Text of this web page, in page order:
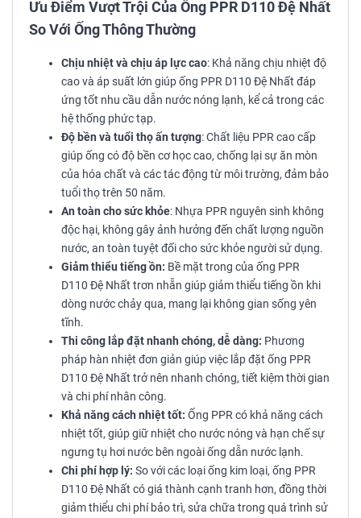
Ưu Điểm Vượt Trội Của Ống PPR D110 Đệ Nhất
So Với Ống Thông Thường
Chịu nhiệt và chịu áp lực cao: Khả năng chịu nhiệt độ
cao và áp suất lớn giúp ống PPR D110 Đệ Nhất đáp
ứng tốt nhu cầu dẫn nước nóng lạnh, kể cả trong các
hệ thống phức tạp.
Độ bền và tuổi thọ ấn tượng: Chất liệu PPR cao cấp
giúp ống có độ bền cơ học cao, chống lại sự ăn mòn
của hóa chất và các tác động từ môi trường, đảm bảo
tuổi thọ trên 50 năm.
An toàn cho sức khỏe: Nhựa PPR nguyên sinh không
độc hại, không gây ảnh hưởng đến chất lượng nguồn
nước, an toàn tuyệt đối cho sức khỏe người sử dụng.
Giảm thiểu tiếng ồn: Bề mặt trong của ống PPR
D110 Đệ Nhất trơn nhẵn giúp giảm thiểu tiếng ồn khi
dòng nước chảy qua, mang lại không gian sống yên
tĩnh.
Thi công lắp đặt nhanh chóng, dễ dàng: Phương
pháp hàn nhiệt đơn giản giúp việc lắp đặt ống PPR
D110 Đệ Nhất trở nên nhanh chóng, tiết kiệm thời gian
và chi phí nhân công.
Khả năng cách nhiệt tốt: Ống PPR có khả năng cách
nhiệt tốt, giúp giữ nhiệt cho nước nóng và hạn chế sự
ngưng tụ hơi nước bên ngoài ống dẫn nước lạnh.
Chi phí hợp lý: So với các loại ống kim loại, ống PPR
D110 Đệ Nhất có giá thành cạnh tranh hơn, đồng thời
giảm thiểu chi phí bảo trì, sửa chữa trong quá trình sử